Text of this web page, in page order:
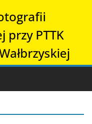
przy PTTK